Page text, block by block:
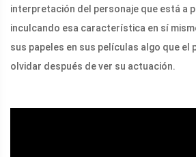
interpretación del personaje que está a
inculcando esa característica en sí
sus papeles en sus películas algo que el
olvidar después de ver su actuación.